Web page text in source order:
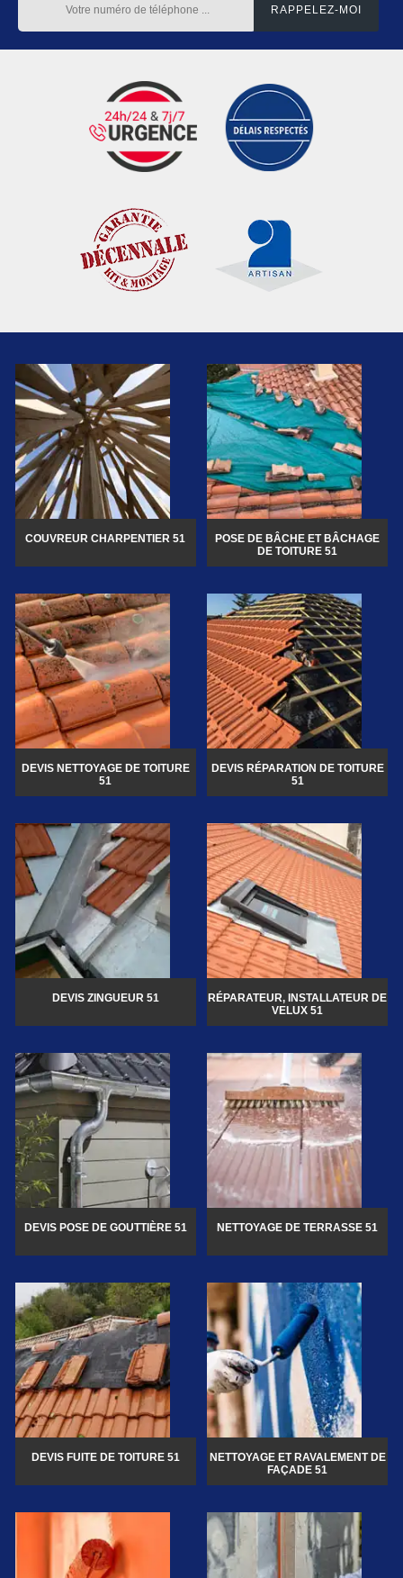
COUVREUR CHARPENTIER 51
POSE DE BÂCHE ET BÂCHAGE
DE TOITURE 51
DEVIS NETTOYAGE DE TOITURE
51
DEVIS RÉPARATION DE TOITURE
51
DEVIS ZINGUEUR 51
RÉPARATEUR, INSTALLATEUR DE
VELUX 51
DEVIS POSE DE GOUTTIÈRE 51 NETTOYAGE DE TERRASSE 51
DEVIS FUITE DE TOITURE 51
NETTOYAGE ET RAVALEMENT DE
FAÇADE 51